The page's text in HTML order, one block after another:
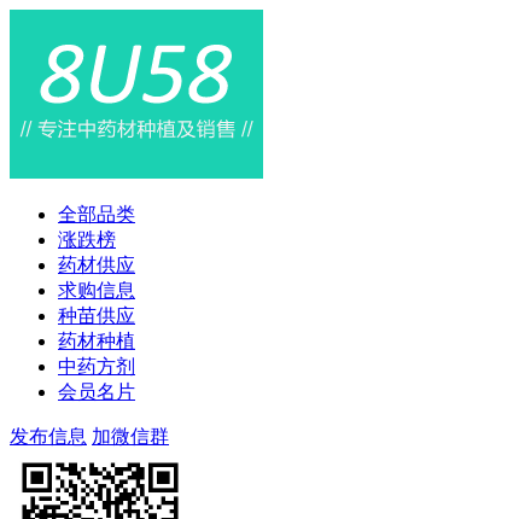
全部品类
涨跌榜
药材供应
求购信息
种苗供应
药材种植
中药方剂
会员名片
发布信息 加微信群